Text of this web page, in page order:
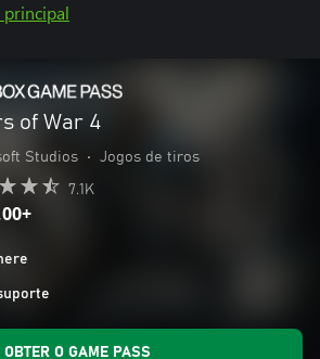
principal
of War 4
Studios • Jogos de tiros
7.1K
OBTER O GAME PASS